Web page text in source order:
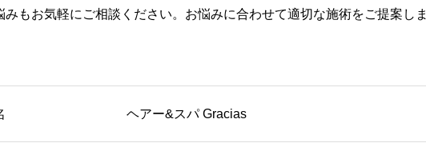
みもお気軽にご相談ください。お悩みに合わせて適切な施術をご提案しま
ヘアー&スパ Gracias